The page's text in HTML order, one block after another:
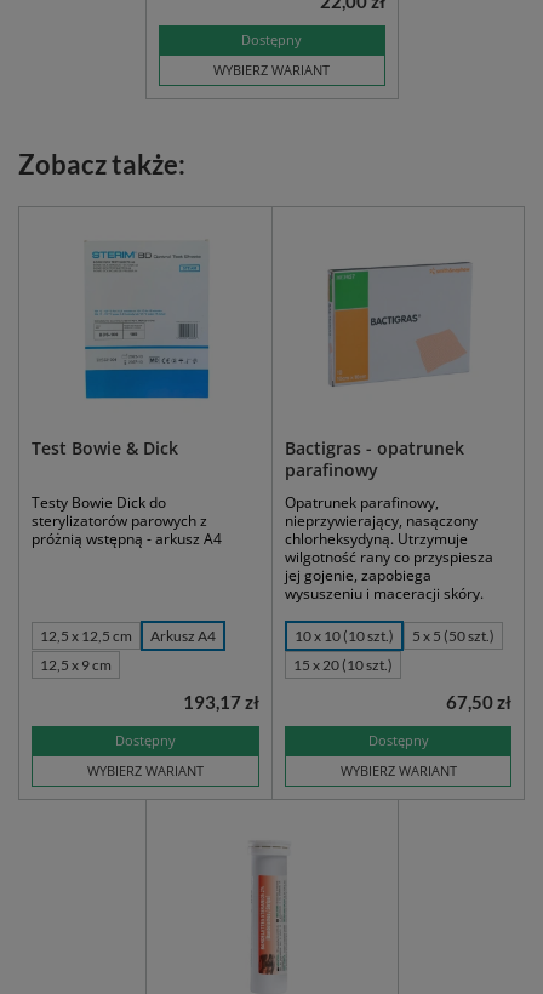
Dostępny
WYBIERZ WARIANT
Zobacz także:
Test Bowie & Dick
Testy Bowie Dick do
sterylizatorów parowych z
próżnią wstępną - arkusz A4
12,5 x 12,5 cm
Arkusz A4
12,5 x 9 cm
Dostępny
WYBIERZ WARIANT
193,17 zł
Bactigras - opatrunek
parafinowy
Opatrunek parafinowy,
nieprzywierający, nasączony
chlorheksydyną. Utrzymuje
wilgotność rany co przyspiesza
jej gojenie, zapobiega
wysuszeniu i maceracji skóry.
10 x 10 (10 szt.)
5 x 5 (50 szt.)
15 x 20 (10 szt.)
Dostępny
WYBIERZ WARIANT
67,50 zł